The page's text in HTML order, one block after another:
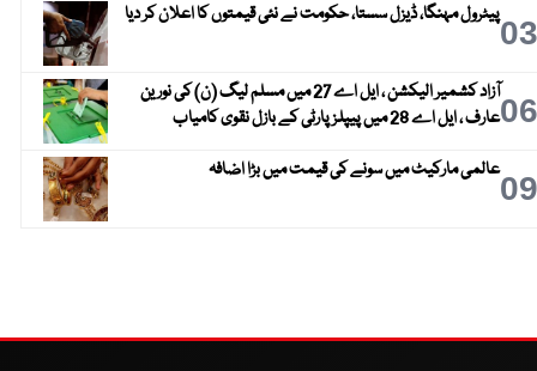
03پیٹرول مہنگا، ڈیزل سستا، حکومت نے نئی قیمتوں کا اعلان کر دیا
06
آزاد کشمیر الیکشن ، ایل اے 27 میں مسلم لیگ (ن) کی نورین
عارف ، ایل اے 28 میں پیپلز پارٹی کے بازل نقوی کامیاب
09عالمی مارکیٹ میں سونے کی قیمت میں بڑا اضافہ